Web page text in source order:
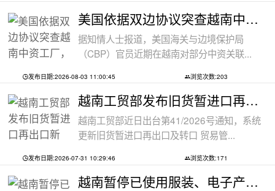
美国依据双边协议突查越南中资工厂，三
据知情人士报道，美国海关与边境保护局
（CBP）官员近期在越南对部分中资关联...
发布日期:2026-08-03 11:00:45 浏览次数:203
越南工贸部发布旧货暂进口再出口新规：
越南工贸部近日出台第41/2026号通知，系统
更新旧货暂进口再出口及转口 贸易管...
发布日期:2026-07-31 10:29:46 浏览次数:171
越南暂停已使用服装、电子产品、摩托车